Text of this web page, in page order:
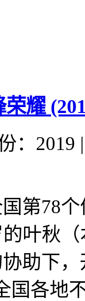
耀
：2019 |
第78
叶秋
助下
国各地